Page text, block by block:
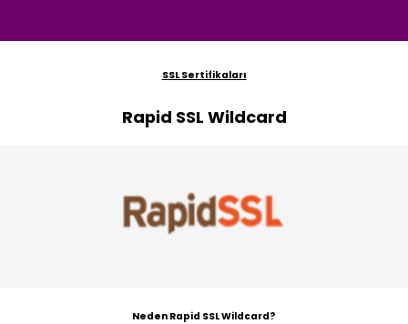
SSL Sertifikaları
Rapid SSL Wildcard
Neden Rapid SSL Wildcard?